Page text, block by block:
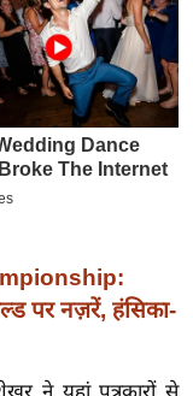
पर नज़रें, हंसिका-